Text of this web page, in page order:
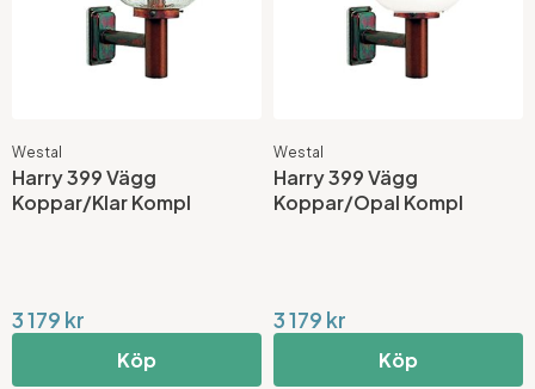
Westal
Harry 399 Vägg
Koppar/Klar Kompl
3 179 kr
Köp
Westal
Harry 399 Vägg
Koppar/Opal Kompl
3 179 kr
Köp